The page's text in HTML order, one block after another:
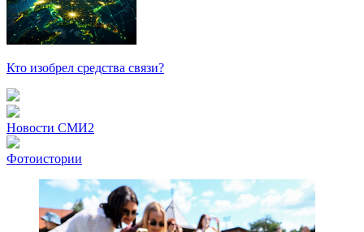
Кто изобрел средства связи?
Новости СМИ2
Фотоистории